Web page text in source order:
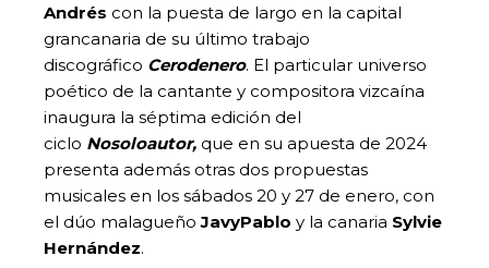
Andrés con la puesta de largo en la capital
grancanaria de su último trabajo
discográfico Cerodenero. El particular universo
poético de la cantante y compositora vizcaína
inaugura la séptima edición del
ciclo Nosoloautor, que en su apuesta de 2024
presenta además otras dos propuestas
musicales en los sábados 20 y 27 de enero, con
el dúo malagueñoJavyPablo y la canaria Sylvie
Hernández.